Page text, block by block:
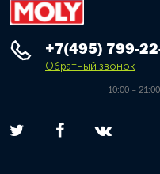
+7(495) 799-
Обратный звонок
10:00 – 21:00